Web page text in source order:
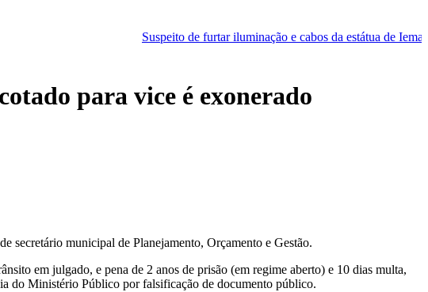
Suspeito de furtar iluminação e cabos da estátua de Iemanjá é preso em
para vice é exonerado
secretário municipal de Planejamento, Orçamento e Gestão.
em julgado, e pena de 2 anos de prisão (em regime aberto) e 10 dias multa,
do Ministério Público por falsificação de documento público.